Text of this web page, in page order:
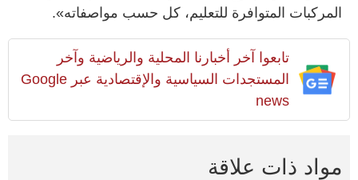
المركبات المتوافرة للتعليم، كل حسب مواصفاته».
تابعوا آخر أخبارنا المحلية والرياضية وآخر
المستجدات السياسية والإقتصادية عبر Google
news
مواد ذات علاقة